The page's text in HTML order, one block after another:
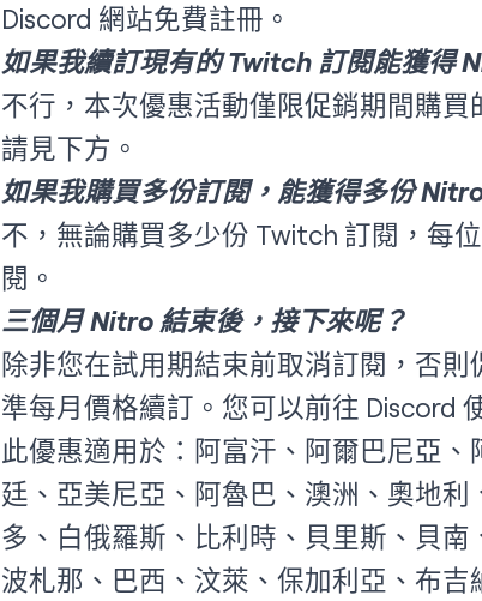
Discord 網站免費註冊。
如果我續訂現有的 Twitch 訂閱能獲得
不行，本次優惠活動僅限促銷期間購
請見下方。
如果我購買多份訂閱，能獲得多份
不，無論購買多少份 Twitch 訂閱，每
閱。
三個月 Nitro 結束後，接下來呢？
除非您在試用期結束前取消訂閱，否
準每月價格續訂。您可以前往 Discord
此優惠適用於：阿富汗、阿爾巴尼亞
廷、亞美尼亞、阿魯巴、澳洲、奧地
多、白俄羅斯、比利時、貝里斯、貝
波札那、巴西、汶萊、保加利亞、布